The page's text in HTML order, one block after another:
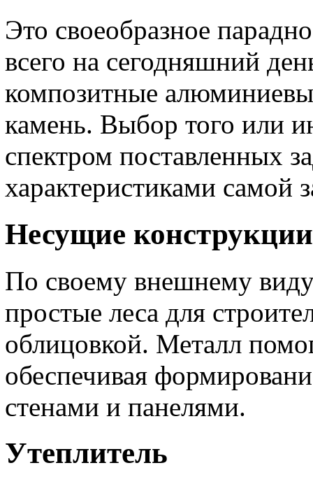
Это своеобразное
всего на сегодняшний
композитные
камень. Выбор того или
спектром поставленных
характеристиками самой
Несущие
По своему внешнему
простые леса для
облицовкой. Металл
обеспечивая
стенами и панелями.
Утеплитель